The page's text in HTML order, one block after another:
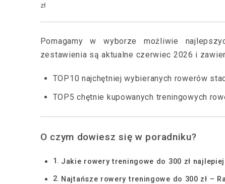
zł
Pomagamy w wyborze możliwie
zestawienia są aktualne czerwiec 2026 i
TOP10 najchętniej wybieranych rowerów
TOP5 chętnie kupowanych treningowych
O czym dowiesz się w poradniku?
Jakie rowery treningowe do 300 zł
Najtańsze rowery treningowe do 300 zł –